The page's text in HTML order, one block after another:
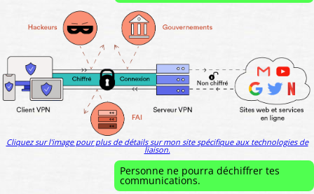
Cliquez sur l'image pour plus de détails sur mon site spécifique aux technologies de
liaison.
Personne ne pourra déchiffrer tes
communications.